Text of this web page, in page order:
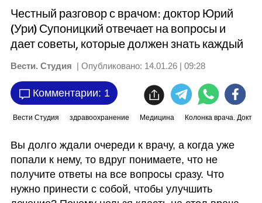
Честный разговор с врачом: доктор Юрий
(Ури) Супоницкий отвечает на вопросы и
дает советы, которые должен знать каждый
Вести. Студия | Опубликовано: 14.01.26 | 09:28
Комментарии: 1
Вести Студия здравоохранение Медицина Колонка врача.
Вы долго ждали очереди к врачу, а когда уже
попали к нему, то вдруг понимаете, что не
получите ответы на все вопросы сразу. Что
нужно принести с собой, чтобы улучшить